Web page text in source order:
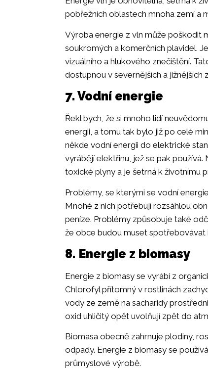
pobřežních oblastech mnoha zemí a
Výroba energie z vln může poškodit
soukromých a komerčních plavidel.
vizuálního a hlukového znečištění.
dostupnou v severnějších a jižnějších
7. Vodní energie
Řekl bych, že si mnoho lidí
energii, a tomu tak bylo již po celé
někde vodní energii do elektrické
vyrábějí elektřinu, jež se pak
toxické plyny a je šetrná k životnímu
Problémy, se kterými se vodní
Mnohé z nich potřebují rozsáhlou
peníze. Problémy způsobuje také
že obce budou muset spotřebovávat
8. Energie z biomasy
Energie z biomasy se vyrábí z
Chlorofyl přítomný v rostlinách
vody ze země na sacharidy
oxid uhličitý opět uvolňují zpět do
Biomasa obecně zahrnuje plodiny,
odpady. Energie z biomasy se
průmyslové výrobě.